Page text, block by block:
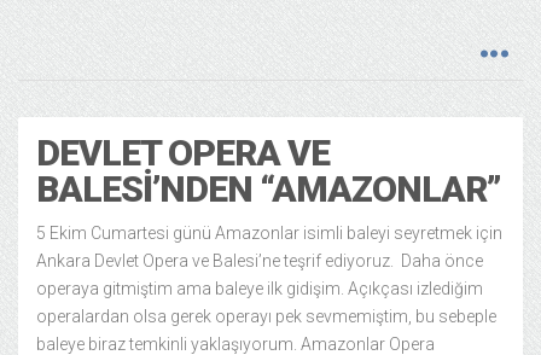
DEVLET OPERA VE
BALESI’NDEN “AMAZONLAR”
5 Ekim Cumartesi günü Amazonlar isimli baleyi seyretmek için
Ankara Devlet Opera ve Balesi’ne teşrif ediyoruz. Daha önce
operaya gitmiştim ama baleye ilk gidişim. Açıkçası izlediğim
operalardan olsa gerek operayı pek sevmemiştim, bu sebeple
baleye biraz temkinli yaklaşıyorum. Amazonlar Opera